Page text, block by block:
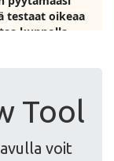
Tool
voit